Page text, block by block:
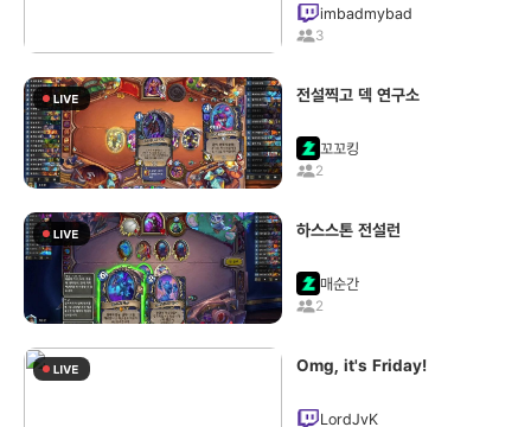
imbadmybad
3
전설찍고 덱 연구소
꼬꼬킹
2
하스스톤 전설런
매순간
2
Omg, it's Friday!
LordJvK